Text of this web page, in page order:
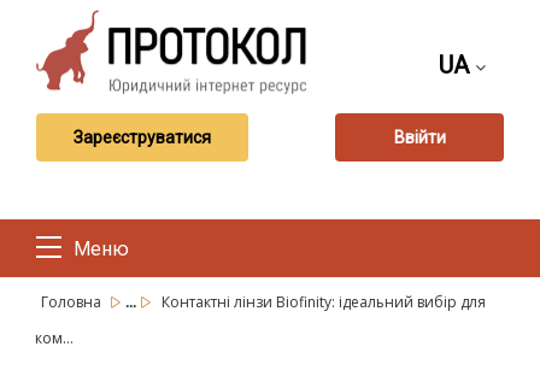
UA
Зареєструватися Ввійти
Меню
Головна ...
Контактні лінзи Biofinity: ідеальний вибір для
ком...